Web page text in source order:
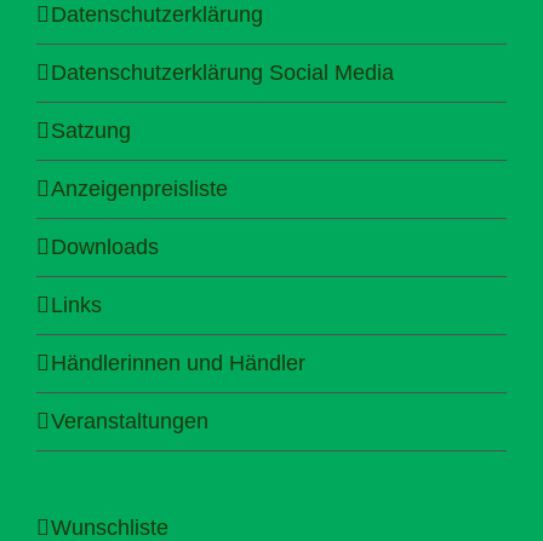
Datenschutzerklärung
Datenschutzerklärung Social Media
Satzung
Anzeigenpreisliste
Downloads
Links
Händlerinnen und Händler
Veranstaltungen
Wunschliste